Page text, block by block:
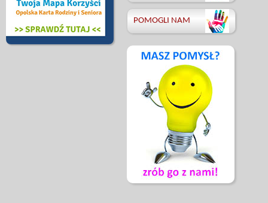
POMOGLI NAM